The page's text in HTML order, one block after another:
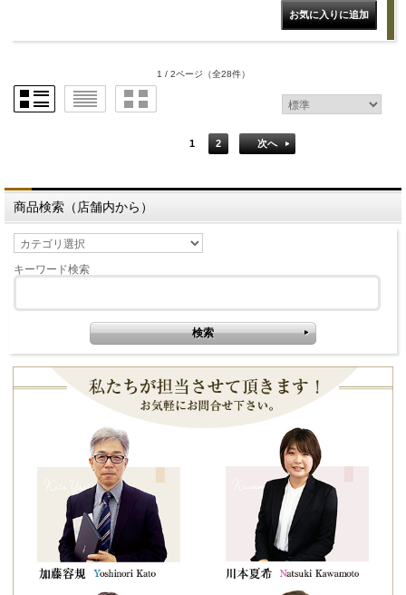
1 / 2ページ （全28件）
1 2 次へ
商品検索（店舗内から）
キーワード検索